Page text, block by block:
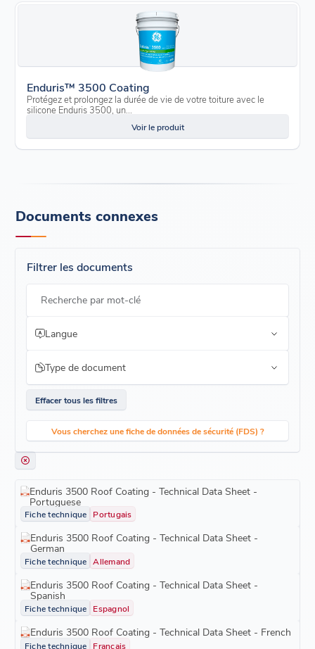
Enduris™ 3500 Coating
Protégez et prolongez la durée de vie de votre toiture avec le
silicone Enduris 3500, un...
Voir le produit
Documents connexes
Filtrer les documents
Recherche par mot-clé
Langue
Type de document
Effacer tous les filtres
Vous cherchez une fiche de données de sécurité (FDS) ?
Enduris 3500 Roof Coating - Technical Data Sheet -
Portuguese
Fiche technique Portugais
Enduris 3500 Roof Coating - Technical Data Sheet -
German
Fiche technique Allemand
Enduris 3500 Roof Coating - Technical Data Sheet -
Spanish
Fiche technique Espagnol
Enduris 3500 Roof Coating - Technical Data Sheet - French
Fiche technique Français